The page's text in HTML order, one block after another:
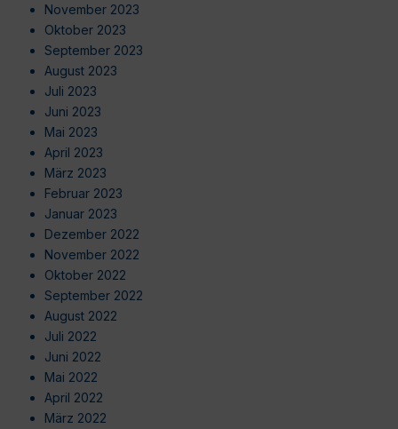
November 2023
Oktober 2023
September 2023
August 2023
Juli 2023
Juni 2023
Mai 2023
April 2023
März 2023
Februar 2023
Januar 2023
Dezember 2022
November 2022
Oktober 2022
September 2022
August 2022
Juli 2022
Juni 2022
Mai 2022
April 2022
März 2022